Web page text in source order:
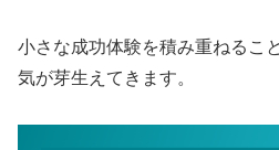
小さな成功体験を積み重ねるこ
気が芽生えてきます。